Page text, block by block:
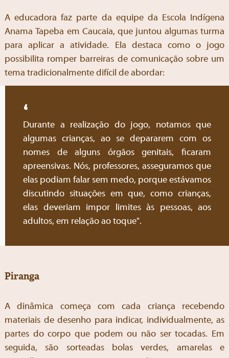
A educadora faz parte da equipe da Escola Indígena
Anama Tapeba em Caucaia, que juntou algumas turma
para aplicar a atividade. Ela destaca como o jogo
possibilita romper barreiras de comunicação sobre um
tema tradicionalmente difícil de abordar:
Durante a realização do jogo, notamos que
algumas crianças, ao se depararem com os
nomes de alguns órgãos genitais, ficaram
apreensivas. Nós, professores, asseguramos que
elas podiam falar sem medo, porque estávamos
discutindo situações em que, como crianças,
elas deveriam impor limites às pessoas, aos
adultos, em relação ao toque".
Piranga
A dinâmica começa com cada criança recebendo
materiais de desenho para indicar, individualmente, as
partes do corpo que podem ou não ser tocadas. Em
seguida, são sorteadas bolas verdes, amarelas e